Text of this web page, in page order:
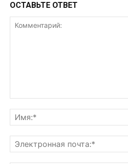
ОСТАВЬТЕ ОТВЕТ